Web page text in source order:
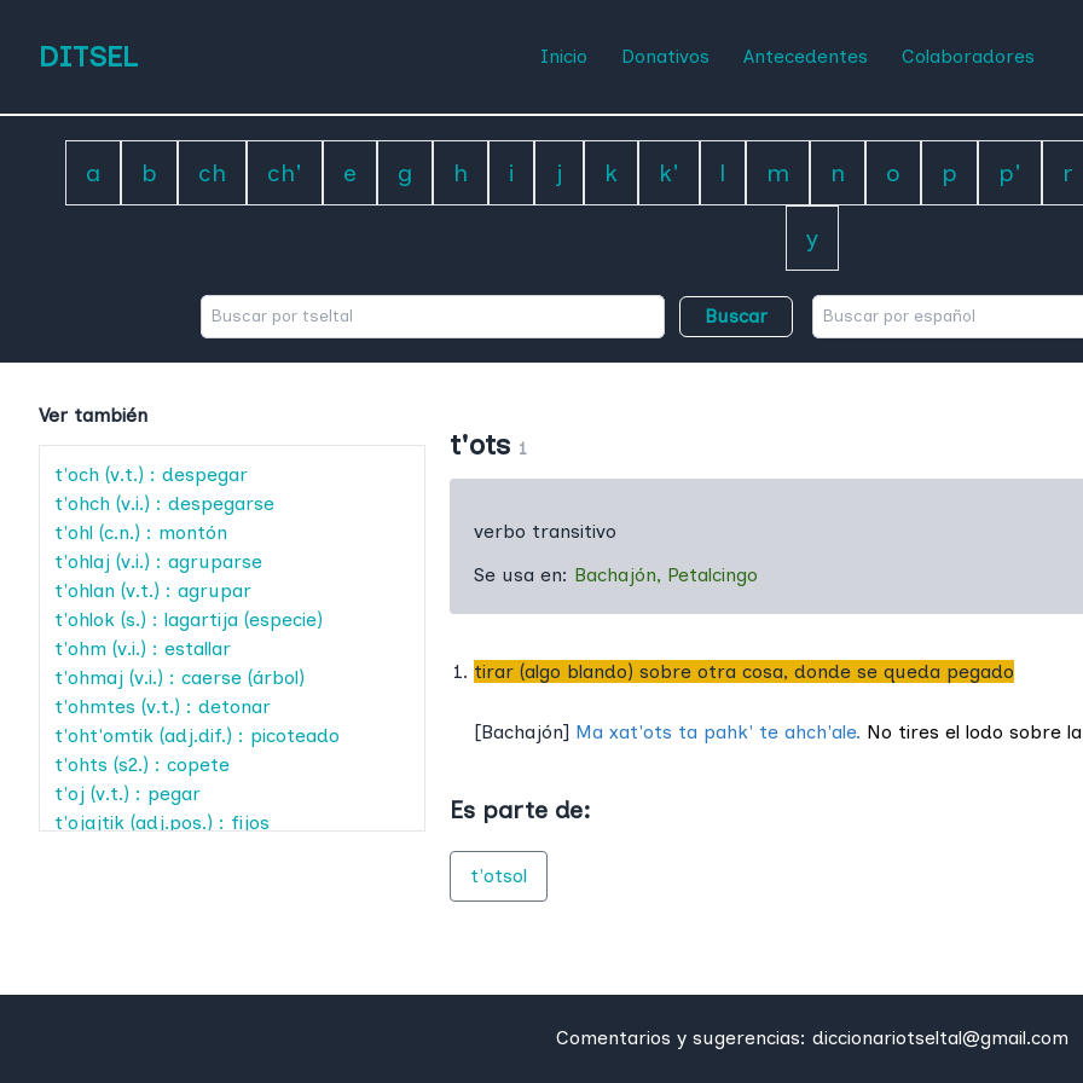
DITSEL Inicio Donativos Antecedentes Colaboradores
a b ch ch' e g h i j k k' l m n o p p' r
y
Buscar
Ver también
t'och (v.t.) : despegar
t'ohch (v.i.) : despegarse
t'ohl (c.n.) : montón
t'ohlaj (v.i.) : agruparse
t'ohlan (v.t.) : agrupar
t'ohlok (s.) : lagartija (especie)
t'ohm (v.i.) : estallar
t'ohmaj (v.i.) : caerse (árbol)
t'ohmtes (v.t.) : detonar
t'oht'omtik (adj.dif.) : picoteado
t'ohts (s2.) : copete
t'oj (v.t.) : pegar
t'ojajtik (adj.pos.) : fijos
t'ojol(adj.pos.) : fijo
t'ots 1
verbo transitivo
Se usa en: Bachajón, Petalcingo
tirar (algo blando) sobre otra cosa, donde se queda pegado
[Bachajón] Ma xat'ots ta pahk' te ahch'ale. No tires el lodo sobre
Es parte de:
t'otsol
Comentarios y sugerencias: diccionariotseltal@gmail.com